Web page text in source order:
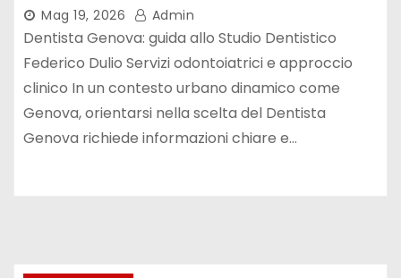
Mag 19, 2026 Admin
Dentista Genova: guida allo Studio Dentistico
Federico Dulio Servizi odontoiatrici e approccio
clinico In un contesto urbano dinamico come
Genova, orientarsi nella scelta del Dentista
Genova richiede informazioni chiare e…